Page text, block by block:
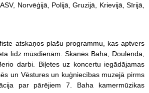
Norvēģijā, Polijā, Gruzijā, Krievijā, Sīrijā,
atskaņos plašu programmu, kas aptvers
līdz mūsdienām. Skanēs Baha, Doulenda,
darbi. Biļetes uz koncertu iegādājamas
un Vēstures un kuģniecības muzejā pirms
par pārējiem 7. Baha kamermūzikas